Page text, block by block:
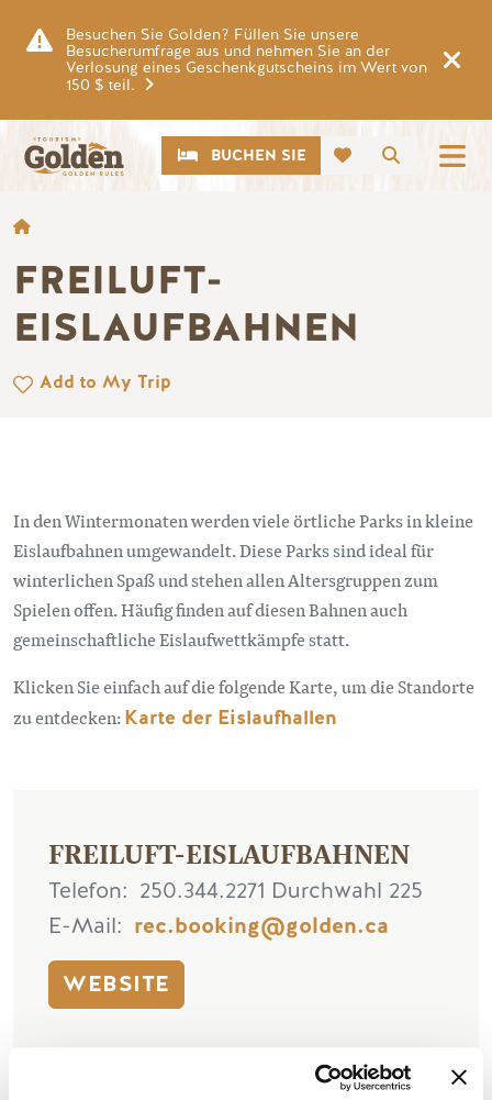
Besuchen Sie Golden? Füllen Sie unsere
Besucherumfrage aus und nehmen Sie an der
Verlosung eines Geschenkgutscheins im Wert von
150 $ teil.
Suche
CTABUCHEN SIE
BROTKRÜMEL
FREILUFT-
EISLAUFBAHNEN
Add to My Trip
In den Wintermonaten werden viele örtliche Parks in kleine
Eislaufbahnen umgewandelt. Diese Parks sind ideal für
winterlichen Spaß und stehen allen Altersgruppen zum
Spielen offen. Häufig finden auf diesen Bahnen auch
gemeinschaftliche Eislaufwettkämpfe statt.
Klicken Sie einfach auf die folgende Karte, um die Standorte
zu entdecken:Karte der Eislaufhallen
FREILUFT-EISLAUFBAHNEN
Telefon
250.344.2271 Durchwahl 225
E-Mail
rec.booking@golden.ca
WEBSITE